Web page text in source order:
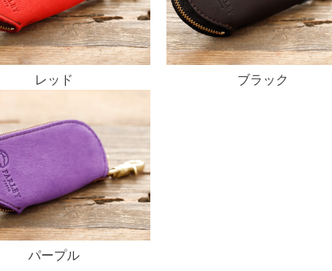
レッド ブラック
パープル